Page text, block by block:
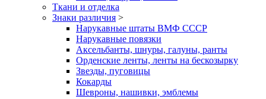
Ткани и отделка
Знаки различия >
Нарукавные штаты ВМФ СССР
Нарукавные повязки
Аксельбанты, шнуры, галуны, ранты
Орденские ленты, ленты на бескозырку
Звезды, пуговицы
Кокарды
Шевроны, нашивки, эмблемы